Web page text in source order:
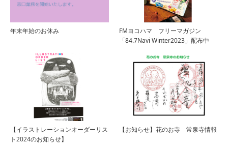
年末年始のお休み
FMヨコハマ フリーマガジン
「84.7Navi Winter2023」配布中
【イラストレーションオーダーリス
ト2024のお知らせ】
【お知らせ】花のお寺 常泉寺情報